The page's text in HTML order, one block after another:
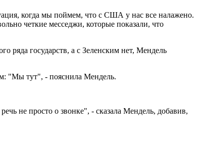
когда мы поймем, что с США у нас все налажено.
четкие месседжи, которые показали, что
ряда государств, а с Зеленским нет, Мендель
"Мы тут", - пояснила Мендель.
не просто о звонке", - сказала Мендель, добавив,